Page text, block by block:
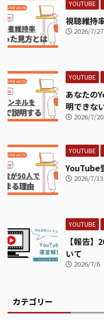
YOUTUBE
視聴維持
2026/7/27
YOUTUBE
あなたの
明できな
2026/7/20
YOUTUBE
YouTube
2026/7/13
YOUTUBE
【報告
いて
2026/7/6
カテゴリー